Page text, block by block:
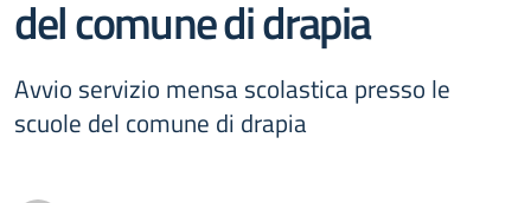
del comune di drapia
Avvio servizio mensa scolastica presso le
scuole del comune di drapia